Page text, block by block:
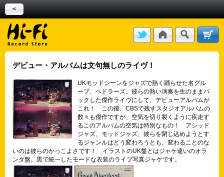
<
デビュー・アルバムは文句無しのライヴ！
UKモッドシーンをジャズで熱く踊らせた名グル
ープ、ペドラーズ。彼らの熱い演奏を生のままパ
ックした傑作ライヴにして、デビューアルバムが
これ！ この後、CBSで残すスタジオアルバムの
数々も傑作ですが、空気を切り裂くように疾走す
るこのアルバムの空気は特別なもの！ アシッド
ジャズ、モッドジャズ、彼らを閉じ込めようとす
るジャンルはどう変わろうとも、変わることのな
いのは彼らのかっこよさです！ イラストのUK盤とはジャケ違いのオラ
ンダ盤。黒で統一したモードな衣装のライブ写真ジャケです。